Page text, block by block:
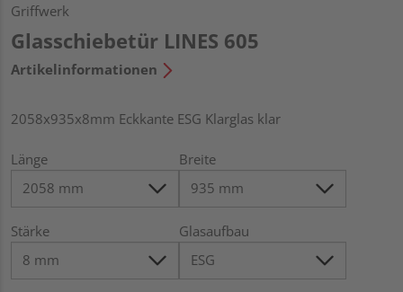
Griffwerk
Glasschiebetür LINES 605
Artikelinformationen
2058x935x8mm Eckkante ESG Klarglas klar
Länge Breite
Stärke Glasaufbau